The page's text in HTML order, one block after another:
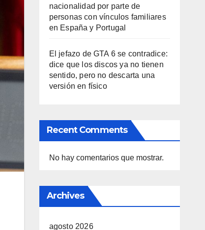
nacionalidad por parte de
personas con vínculos familiares
en España y Portugal
El jefazo de GTA 6 se contradice:
dice que los discos ya no tienen
sentido, pero no descarta una
versión en físico
Recent Comments
No hay comentarios que mostrar.
Archives
agosto 2026